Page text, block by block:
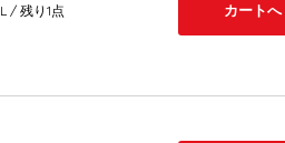
L / 残り1点 カートへ